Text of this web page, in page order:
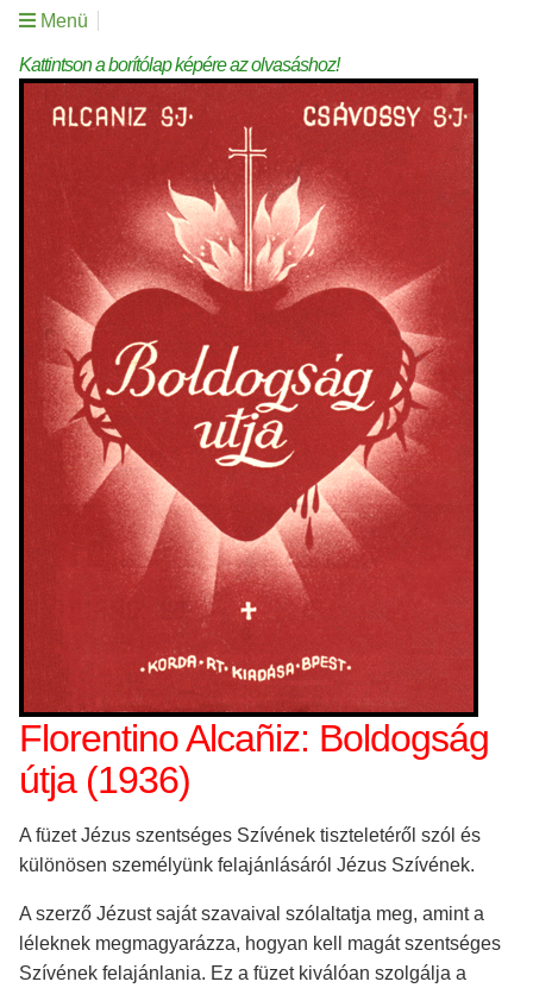
Menü
Kattintson a borítólap képére az olvasáshoz!
Florentino Alcañiz: Boldogság
útja (1936)
A füzet Jézus szentséges Szívének tiszteletéről szól és
különösen személyünk felajánlásáról Jézus Szívének.
A szerző Jézust saját szavaival szólaltatja meg, amint a
léleknek megmagyarázza, hogyan kell magát szentséges
Szívének felajánlania. Ez a füzet kiválóan szolgálja a